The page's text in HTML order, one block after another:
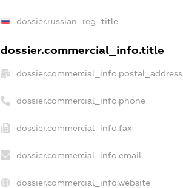
dossier.russian_reg_title
dossier.commercial_info.title
dossier.commercial_info.postal_address
dossier.commercial_info.phone
dossier.commercial_info.fax
dossier.commercial_info.email
dossier.commercial_info.website